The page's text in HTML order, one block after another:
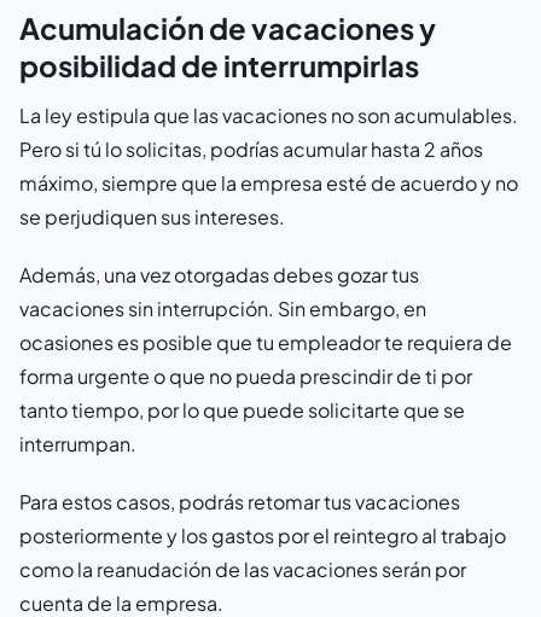
Acumulación de vacaciones y
posibilidad de interrumpirlas
La ley estipula que las vacaciones no son acumulables.
Pero si tú lo solicitas, podrías acumular hasta 2 años
máximo, siempre que la empresa esté de acuerdo y no
se perjudiquen sus intereses.
Además, una vez otorgadas debes gozar tus
vacaciones sin interrupción. Sin embargo, en
ocasiones es posible que tu empleador te requiera de
forma urgente o que no pueda prescindir de ti por
tanto tiempo, por lo que puede solicitarte que se
interrumpan.
Para estos casos, podrás retomar tus vacaciones
posteriormente y los gastos por el reintegro al trabajo
como la reanudación de las vacaciones serán por
cuenta de la empresa.